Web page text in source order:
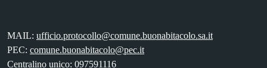
MAIL: ufficio.protocollo@comune.buonabitacolo.sa.it
PEC: comune.buonabitacolo@pec.it
Centralino unico: 097591116